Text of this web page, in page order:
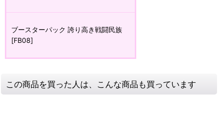
ブースターパック 誇り高き戦闘民族
[FB08]
この商品を買った人は、こんな商品も買っています